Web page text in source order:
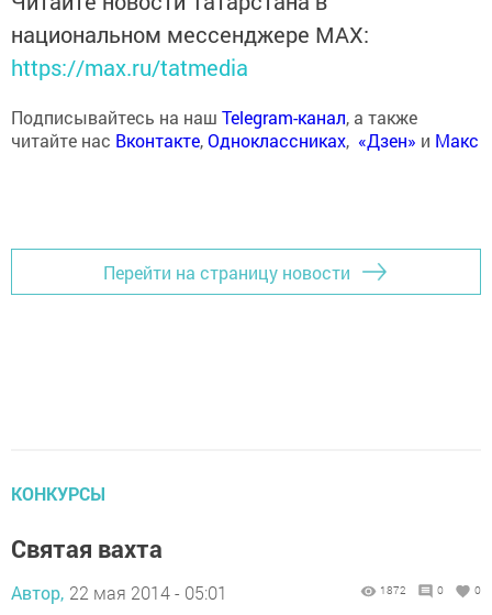
национальном мессенджере MАХ:
https://max.ru/tatmedia
Подписывайтесь на наш Telegram-канал, а также
читайте нас Вконтакте,Одноклассниках, «Дзен» и Макс
Перейти на страницу новости
КОНКУРСЫ
Святая вахта
Автор, 22 мая 2014 - 05:01 1872 0 0